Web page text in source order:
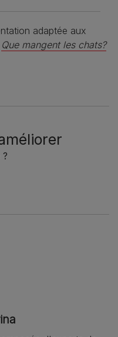
adaptée aux
Que mangent les chats?